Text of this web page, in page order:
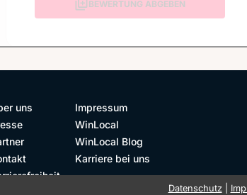
BEWERTUNG ABGEBEN
uns
Impressum
WinLocal
WinLocal Blog
Karriere bei uns
Datenschutz|